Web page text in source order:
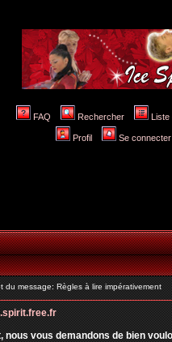
FAQ Rechercher Liste
Profil Se
message: Règles à lire impérativement
vous demandons de bien